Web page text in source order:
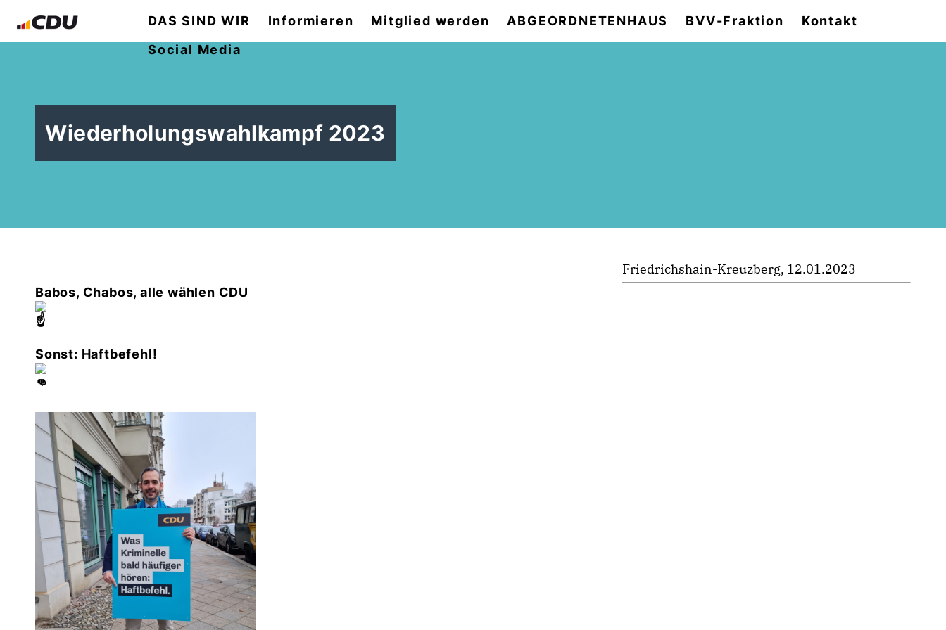
DAS SIND WIR Informieren Mitglied werden ABGEORDNETENHAUS BVV-Fraktion
Kontakt
Social Media
Wiederholungswahlkampf 2023
Babos, Chabos, alle wählen CDU
Sonst: Haftbefehl!
Friedrichshain-Kreuzberg, 12.01.2023